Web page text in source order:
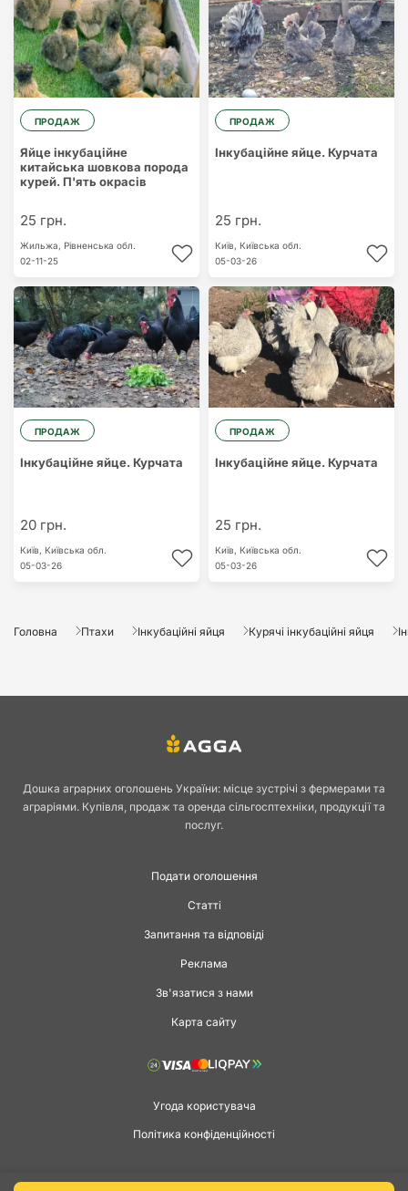
ПРОДАЖ
Яйце інкубаційне
китайська шовкова порода
курей. П'ять окрасiв
25 грн.
Жильжа, Рівненська обл.
02-11-25
ПРОДАЖ
Інкубаційне яйце. Курчата
25 грн.
Київ, Київська обл.
05-03-26
ПРОДАЖ
Інкубаційне яйце. Курчата
20 грн.
Київ, Київська обл.
05-03-26
ПРОДАЖ
Інкубаційне яйце. Курчата
25 грн.
Київ, Київська обл.
05-03-26
Головна Птахи Інкубаційні яйця Курячі інкубаційні яйця
Дошка аграрних оголошень України: місце зустрічі з фермерами та
аграріями. Купівля, продаж та оренда сільгосптехніки, продукції та
послуг.
Подати оголошення
Статті
Запитання та відповіді
Реклама
Зв'язатися з нами
Карта сайту
Угода користувача
Політика конфіденційності